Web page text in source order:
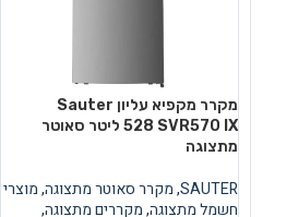
מקרר ‏מקפיא עליון Sauter
SVR570 IX ‏528 ‏ליטר סאוטר
מתצוגה
SAUTER
,מקרר סאוטר מתצוגה,מוצרי
חשמל מתצוגה,מקררים מתצוגה,